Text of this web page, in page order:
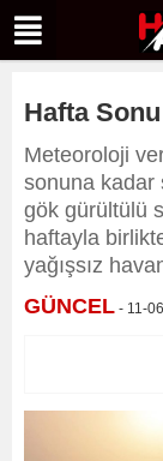
Hafta
Meteoroloji
sonuna kadar
gök gürültülü
haftayla
yağışsız
GÜNCEL - 11-